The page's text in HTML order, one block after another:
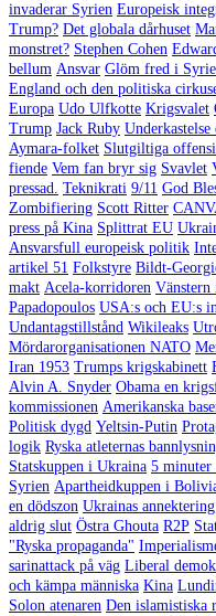
invaderar Syrien Europeisk
Trump? Det globala dårhuset
monstret? Stephen Cohen
bellum Ansvar Glöm fred i
England och den politiska
Europa Udo Ulfkotte Krigsvalet
Trump Jack Ruby
Aymara-folket Slutgiltiga
fiende Vem fan bryr sig Svavlet
pressad. Teknikrati 9/11 God
Zombifiering Scott Ritter
press på Kina Splittrat EU
Ansvarsfull europeisk politik
artikel 51 Folkstyre Bildt-
makt Acela-korridoren
Papadopoulos USA:s och EU:s
Undantagstillstånd Wikileaks
Mördarorganisationen NATO
Iran 1953 Trumps krigskabinett
Alvin A. Snyder Obama en
kommissionen Amerikanska
Politisk dygd Yeltsin-Putin
logik Ryska atleternas
Statskuppen i Ukraina 5 minuter
Syrien Apartheidkuppen i
en dödszon Ukrainas
aldrig slut Östra Ghouta R2P
"Ryska propaganda"
sarinattack på väg Liberal
och kämpa människa Kina
Solon atenaren Den islamistiska